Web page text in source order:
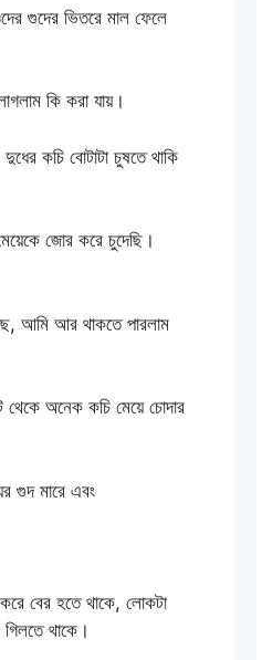
গুদের ভিতরে মাল ফেলে
কি করা যায়।
কচি বোটাটা চুষতে থাকি
জোর করে চুদেছি।
আমি আর থাকতে পারলাম
থেকে অনেক কচি মেয়ে চোদার
গুদ মারে এবং
বের হতে থাকে, লোকটা
থাকে।